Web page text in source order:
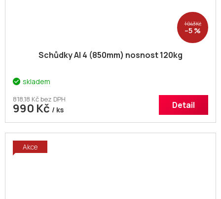
1 043 Kč
–5 %
Schůdky Al 4 (850mm) nosnost 120kg
skladem
818,18 Kč bez DPH
990 Kč / ks Detail
Akce